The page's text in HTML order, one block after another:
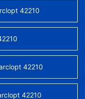
42210
42210
42210